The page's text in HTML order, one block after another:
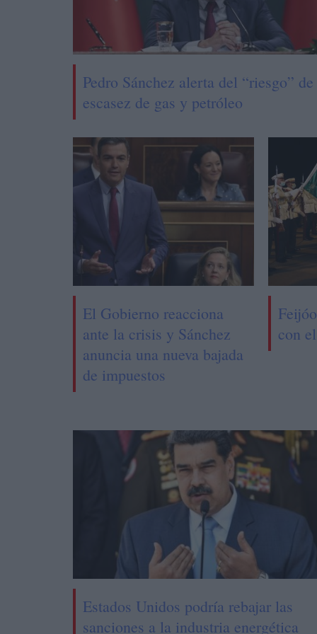
Pedro Sánchez alerta del “riesgo” de
escasez de gas y petróleo
El Gobierno reacciona
ante la crisis y Sánchez
anuncia una nueva bajada
de impuestos
con
Estados Unidos podría rebajar las
sanciones a la industria energética